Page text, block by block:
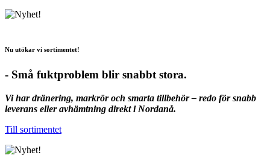
Nu utökar vi sortimentet!
- Små fuktproblem blir snabbt stora.
Vi har dränering, markrör och smarta tillbehör – redo för snabb
leverans eller avhämtning direkt i Nordanå.
Till sortimentet